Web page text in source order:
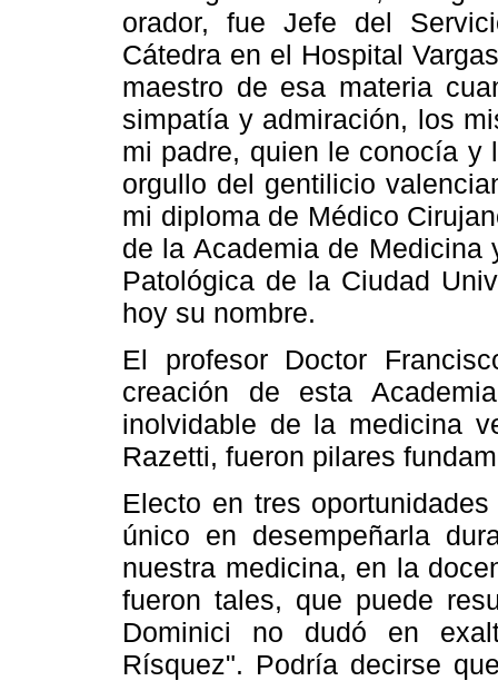
orador, fue Jefe del
Cátedra en el Hospital
maestro de esa materia
simpatía y admiración, los
mi padre, quien le conocía y
orgullo del gentilicio
mi diploma de Médico
de la Academia de
Patológica de la Ciudad
hoy su nombre.
El profesor Doctor
creación de esta
inolvidable de la medicina
Razetti, fueron pilares
Electo en tres
único en desempeñarla
nuestra medicina, en la
fueron tales, que puede
Dominici no dudó en
Rísquez". Podría decirse